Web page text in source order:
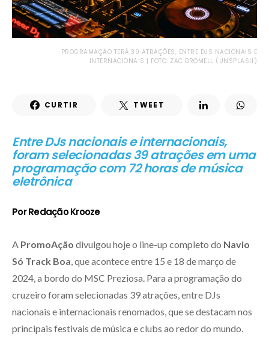
PROGRAMAÇÃO TERÁ 39 ATRAÇÕES, ENTRE DJS NACIONAIS E
INTERNACIONAIS | FOTO: ZAC BROMELL (UNSPLASH)
CURTIR TWEET
Entre DJs nacionais e internacionais,
foram selecionadas 39 atrações em uma
programação com 72 horas de música
eletrônica
Por Redação Krooze
A PromoAção divulgou hoje o line-up completo do Navio
Só Track Boa , que acontece entre 15 e 18 de março de
2024, a bordo do MSC Preziosa. Para a programação do
cruzeiro foram selecionadas 39 atrações, entre DJs
nacionais e internacionais renomados, que se destacam nos
principais festivais de música e clubs ao redor do mundo.